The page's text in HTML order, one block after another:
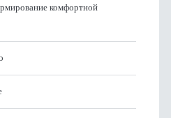
комфортной